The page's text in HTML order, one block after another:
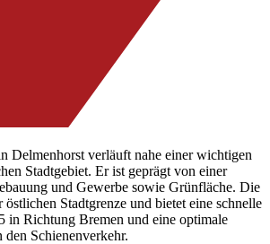
Delmenhorst verläuft nahe einer wichtigen
Stadtgebiet. Er ist geprägt von einer
und Gewerbe sowie Grünfläche. Die
Stadtgrenze und bietet eine schnelle
in Richtung Bremen und eine optimale
Schienenverkehr.